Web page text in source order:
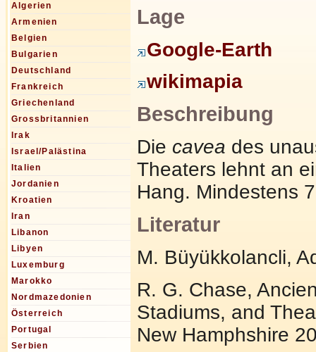
Algerien
Armenien
Belgien
Bulgarien
Deutschland
Frankreich
Griechenland
Grossbritannien
Irak
Israel/Palästina
Italien
Jordanien
Kroatien
Iran
Libanon
Libyen
Luxemburg
Marokko
Nordmazedonien
Österreich
Portugal
Serbien
Lage
Google-Earth
wikimapia
Beschreibung
Die cavea des
Theaters lehnt an
Hang. Mindestens
Literatur
M. Büyükkolancli,
R. G. Chase,
Stadiums, and
New Hamphshire